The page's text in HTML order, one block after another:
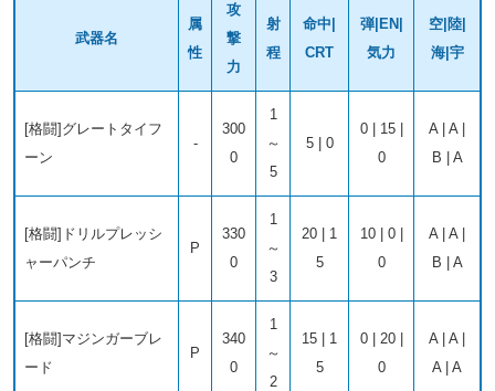
武器名
属
性
攻
撃
力
射
程
命中|
CRT
弾|EN|
気力
空|陸|
海|宇
[格闘]グレートタイフ
ーン
-
300
0
1
～
5
5 | 0
0 | 15 |
0
A | A |
B | A
[格闘]ドリルプレッシ
ャーパンチ
P
330
0
1
～
3
20 | 1
5
10 | 0 |
0
A | A |
B | A
[格闘]マジンガーブレ
ード
P
340
0
1
～
2
15 | 1
5
0 | 20 |
0
A | A |
A | A